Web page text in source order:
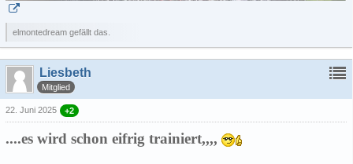
elmontedream gefällt das.
Liesbeth
Mitglied
22. Juni 2025 +2
....es wird schon eifrig trainiert,,,,